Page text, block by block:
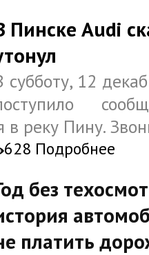
Пинске Audi
субботу, 12
в реку Пину.
628 Подробнее
без
платить